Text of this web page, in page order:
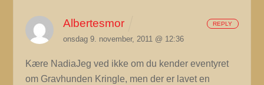
Albertesmor
onsdag 9. november, 2011 @ 12:36
Kære NadiaJeg ved ikke om du kender eventyret
om Gravhunden Kringle, men der er lavet en
REPLY